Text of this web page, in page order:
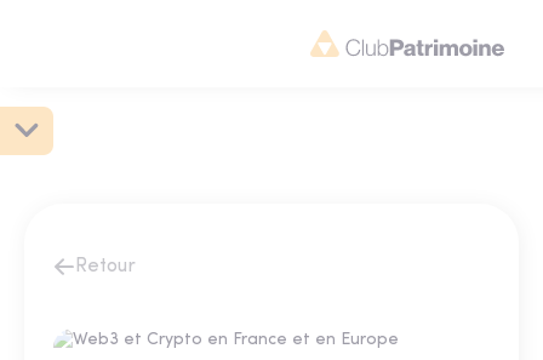
Retour